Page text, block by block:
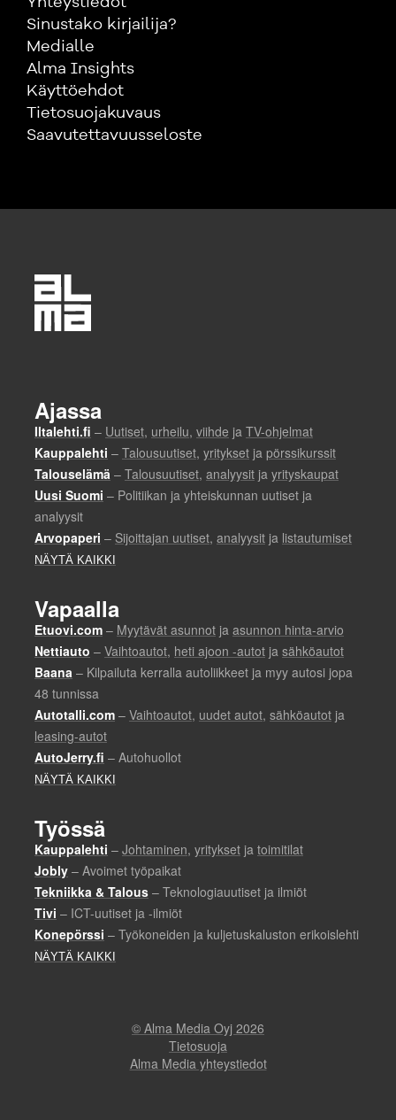
Sinustako kirjailija?
Medialle
Alma Insights
Käyttöehdot
Tietosuojakuvaus
Saavutettavuusseloste